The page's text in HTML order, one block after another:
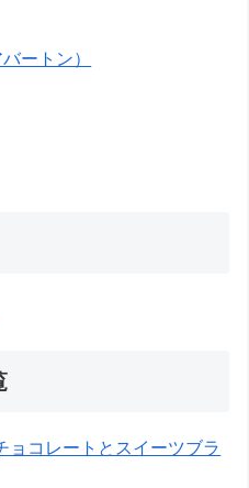
ートン）
ョコレートとスイーツブラ